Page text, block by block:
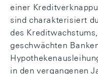
einer
sind charakterisiert
des
geschwächten
in den vergangenen